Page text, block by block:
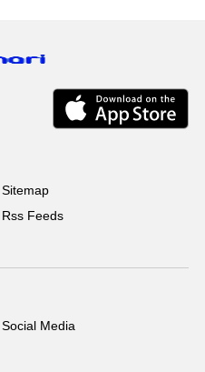
Sitemap
Rss Feeds
Social Media